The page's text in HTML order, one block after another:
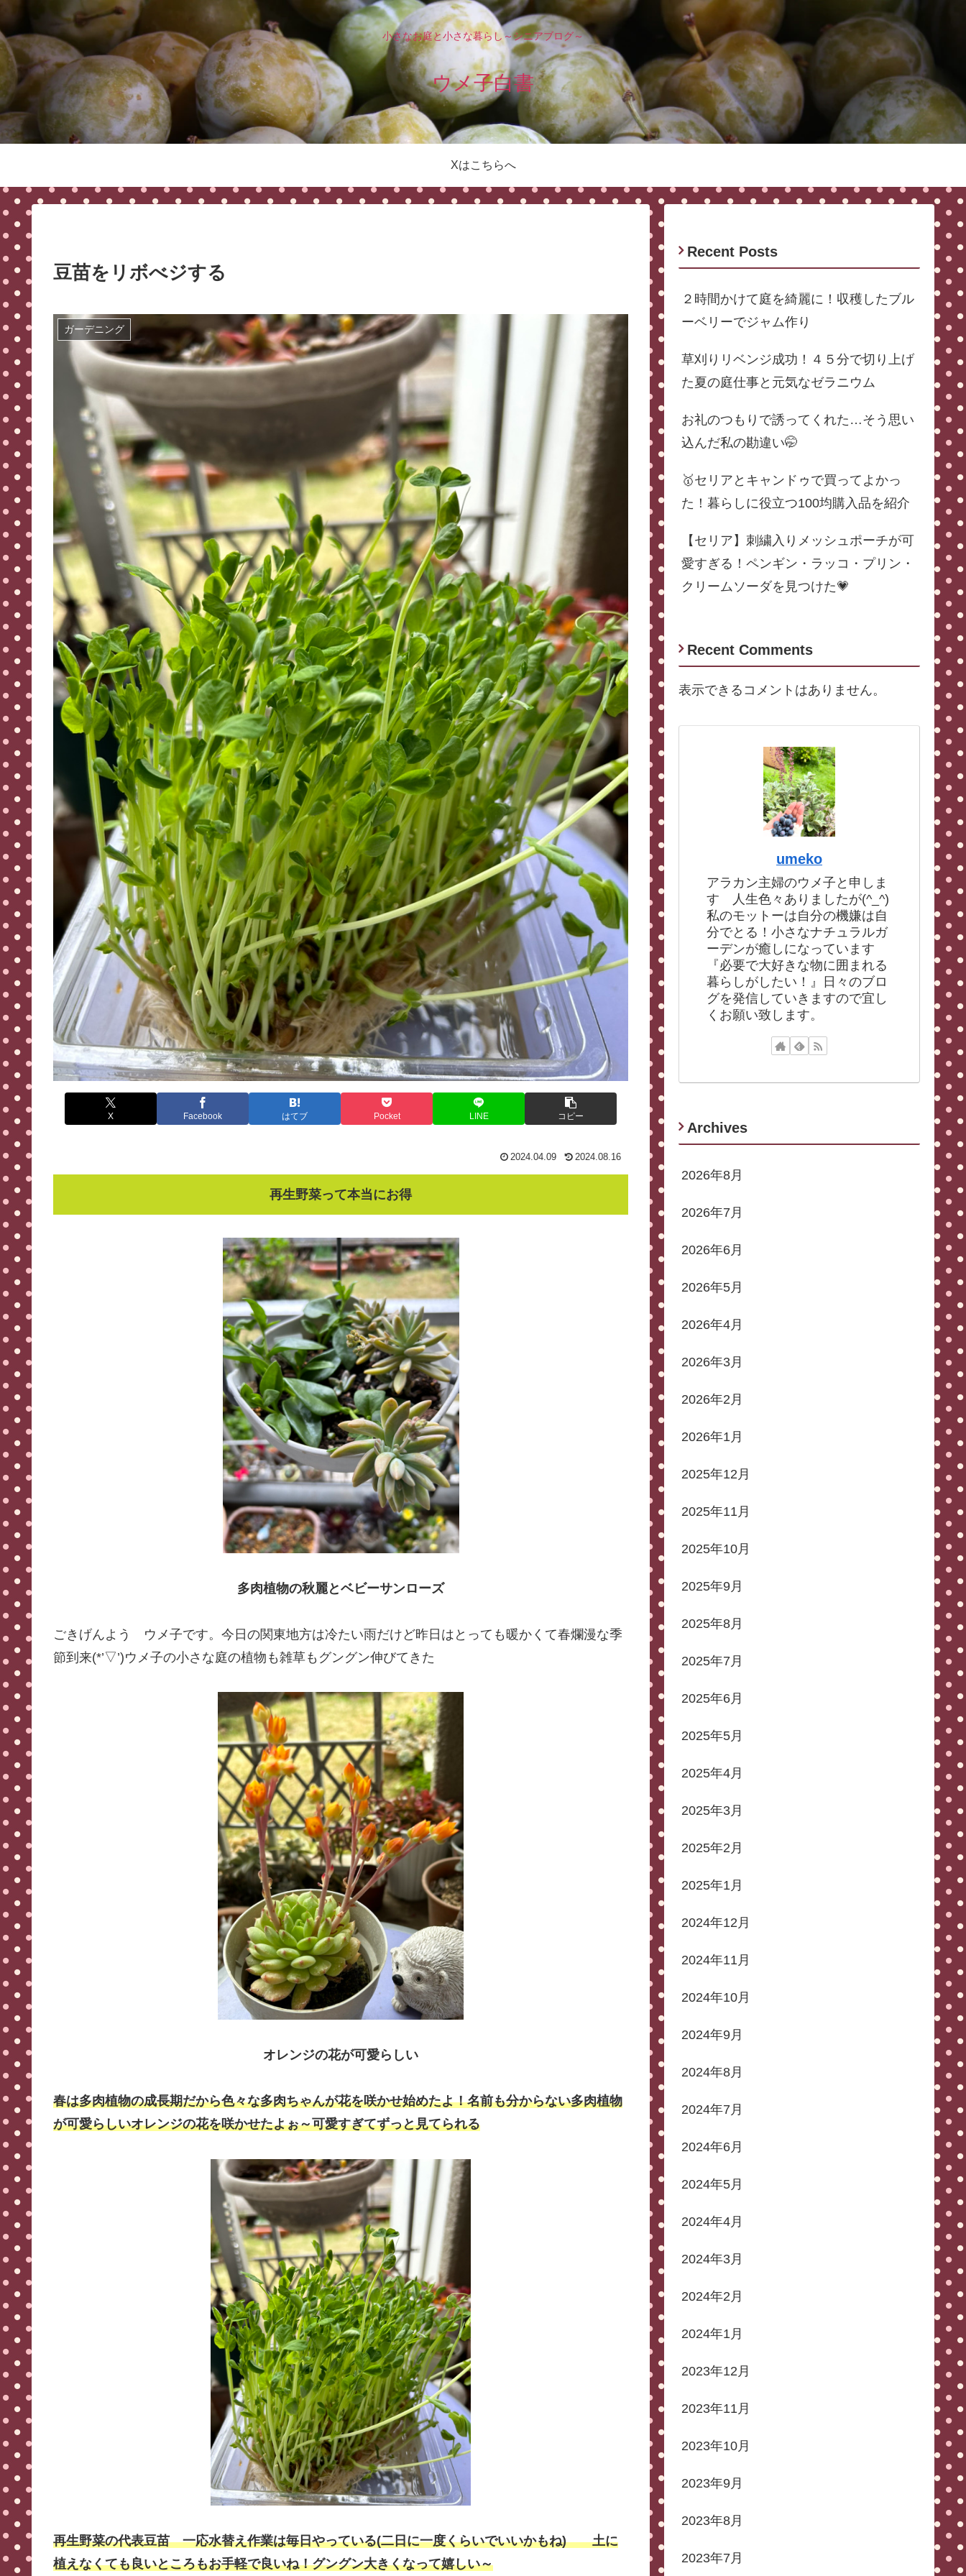
小さなお庭と小さな暮らし～シニアブログ～
ウメ子白書
Xはこちらへ
豆苗をリボべジする
ガーデニング
X Facebook はてブ Pocket LINE コピー
2024.04.09 2024.08.16
再生野菜って本当にお得
多肉植物の秋麗とベビーサンローズ
ごきげんよう ウメ子です。今日の関東地方は冷たい雨だけど昨日はとっても暖かくて春爛漫な季
節到来(*’▽’)ウメ子の小さな庭の植物も雑草もグングン伸びてきた
オレンジの花が可愛らしい
春は多肉植物の成長期だから色々な多肉ちゃんが花を咲かせ始めたよ！名前も分からない多肉植物
が可愛らしいオレンジの花を咲かせたよぉ～可愛すぎてずっと見てられる
再生野菜の代表豆苗 一応水替え作業は毎日やっている(二日に一度くらいでいいかもね) 土に
植えなくても良いところもお手軽で良いね！グングン大きくなって嬉しい～
Recent Posts
２時間かけて庭を綺麗に！収穫したブル
ーベリーでジャム作り
草刈りリベンジ成功！４５分で切り上げ
た夏の庭仕事と元気なゼラニウム
お礼のつもりで誘ってくれた…そう思い
込んだ私の勘違い🤭
🥇セリアとキャンドゥで買ってよかっ
た！暮らしに役立つ100均購入品を紹介
【セリア】刺繍入りメッシュポーチが可
愛すぎる！ペンギン・ラッコ・プリン・
クリームソーダを見つけた💗
Recent Comments
表示できるコメントはありません。
umeko
アラカン主婦のウメ子と申しま
す 人生色々ありましたが(^_^)
私のモットーは自分の機嫌は自
分でとる！小さなナチュラルガ
ーデンが癒しになっています
『必要で大好きな物に囲まれる
暮らしがしたい！』日々のブロ
グを発信していきますので宜し
くお願い致します。
Archives
2026年8月
2026年7月
2026年6月
2026年5月
2026年4月
2026年3月
2026年2月
2026年1月
2025年12月
2025年11月
2025年10月
2025年9月
2025年8月
2025年7月
2025年6月
2025年5月
2025年4月
2025年3月
2025年2月
2025年1月
2024年12月
2024年11月
2024年10月
2024年9月
2024年8月
2024年7月
2024年6月
2024年5月
2024年4月
2024年3月
2024年2月
2024年1月
2023年12月
2023年11月
2023年10月
2023年9月
2023年8月
2023年7月